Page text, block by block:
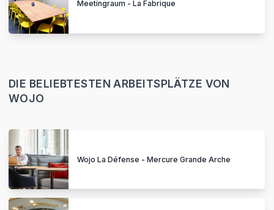
Meetingraum - La Fabrique
DIE BELIEBTESTEN ARBEITSPLÄTZE VON
WOJO
Wojo La Défense - Mercure Grande Arche